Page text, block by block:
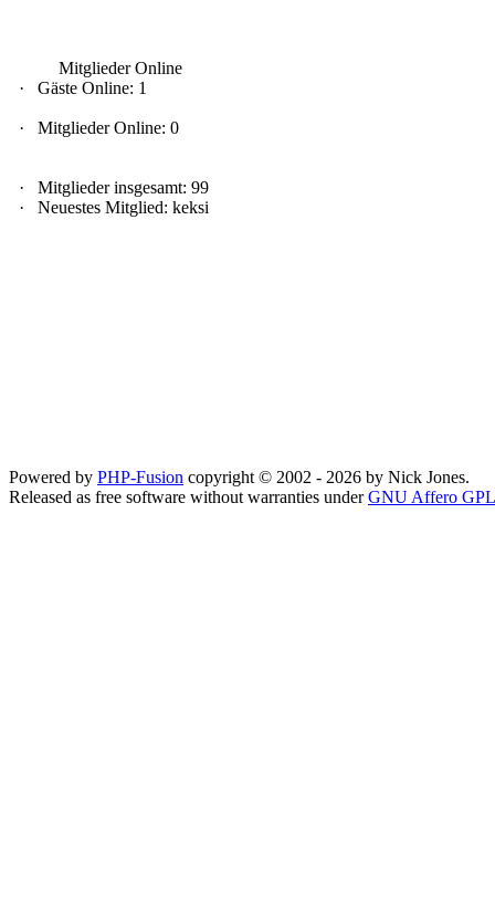
Mitglieder Online
·
Gäste Online: 1
· Mitglieder Online: 0
·
Mitglieder insgesamt: 99
·
Neuestes Mitglied: keksi
Powered by PHP-Fusion copyright © 2002 - 2026 by Nick Jones.
Released as free software without warranties underGNU Affero GPL